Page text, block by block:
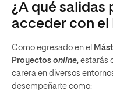
¿A qué salidas
acceder con el
Como egresado en el
Proyectos online, estarás
carera en diversos
desempeñarte como: